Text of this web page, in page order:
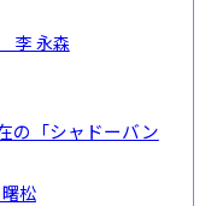
李 永森
の「シャドーバン
松